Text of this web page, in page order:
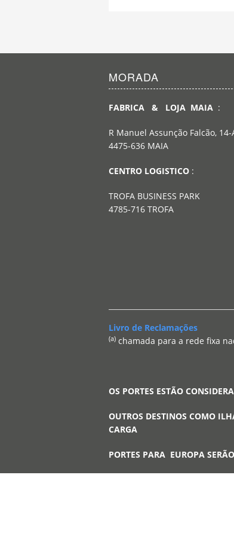
MORADA
FABRICA & LOJA MAIA :
R Manuel Assunção Falcão,
4475-636 MAIA
CENTRO LOGISTICO :
TROFA BUSINESS PARK
4785-716 TROFA
Livro de Reclamações
(a) chamada para a rede fixa
OS PORTES ESTÃO
OUTROS DESTINOS COMO
CARGA
PORTES PARA EUROPA